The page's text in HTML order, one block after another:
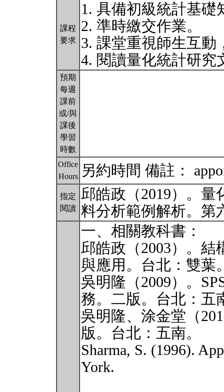
課程
要求
1. 具備初級統計基礎
2. 準時繳交作業。
3. 課堂重視師生互動
4. 閱讀量化統計研
預期
每週
課前
或/與
課後
學習
時數
Office
Hours
另約時間 備註：
指定
閱讀
邱皓政（2019）。量
料分析範例解析。
一、相關教科書：
邱皓政（2003）。結
與應用。台北：雙葉
吳明隆（2009）。
務。二版。台北：五
吳明隆、涂金堂（
版。台北：五南。
Sharma, S. (1996).
York.